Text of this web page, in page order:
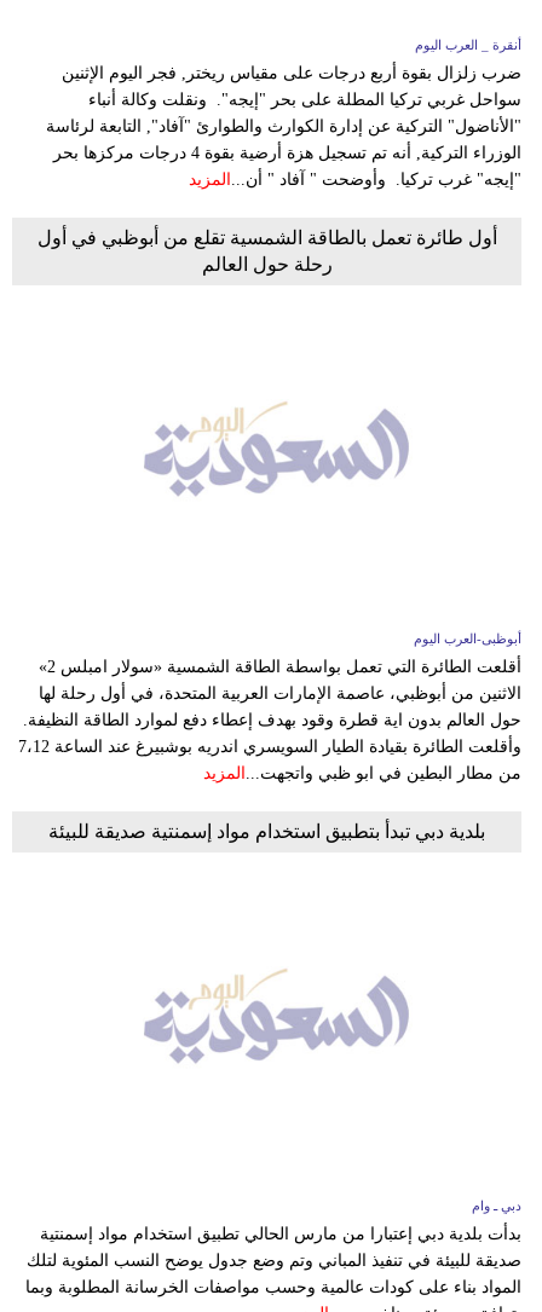
أنقرة _ العرب اليوم
ضرب زلزال بقوة أربع درجات على مقياس ريختر, فجر اليوم الإثنين
سواحل غربي تركيا المطلة على بحر "إيجه". ونقلت وكالة أنباء
"الأناضول" التركية عن إدارة الكوارث والطوارئ "آفاد", التابعة لرئاسة
الوزراء التركية, أنه تم تسجيل هزة أرضية بقوة 4 درجات مركزها بحر
"إيجه" غرب تركيا. وأوضحت " آفاد " أن...
المزيد
أول طائرة تعمل بالطاقة الشمسية تقلع من أبوظبي في أول
رحلة حول العالم
أبوظبى-العرب اليوم
أقلعت الطائرة التي تعمل بواسطة الطاقة الشمسية «سولار امبلس 2»
الاثنين من أبوظبي، عاصمة الإمارات العربية المتحدة، في أول رحلة لها
حول العالم بدون اية قطرة وقود بهدف إعطاء دفع لموارد الطاقة النظيفة.
وأقلعت الطائرة بقيادة الطيار السويسري اندريه بوشبيرغ عند الساعة 7،12
من مطار البطين في ابو ظبي واتجهت... المزيد
بلدية دبي تبدأ بتطبيق استخدام مواد إسمنتية صديقة للبيئة
دبي ـ وام
بدأت بلدية دبي إعتبارا من مارس الحالي تطبيق استخدام مواد إسمنتية
صديقة للبيئة في تنفيذ المباني وتم وضع جدول يوضح النسب المئوية لتلك
المواد بناء على كودات عالمية وحسب مواصفات الخرسانة المطلوبة وبما